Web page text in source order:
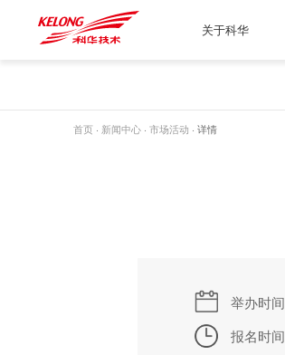
关于科华
首页 · 新闻中心· 市场活动 · 详情
举办时间
报名时间